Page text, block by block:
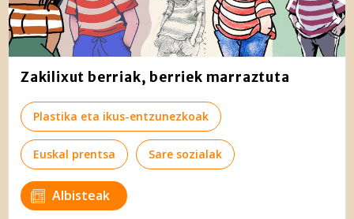
Zakilixut berriak, berriek marraztuta
Plastika eta ikus-entzunezkoak
Euskal prentsa Sare sozialak
Albisteak